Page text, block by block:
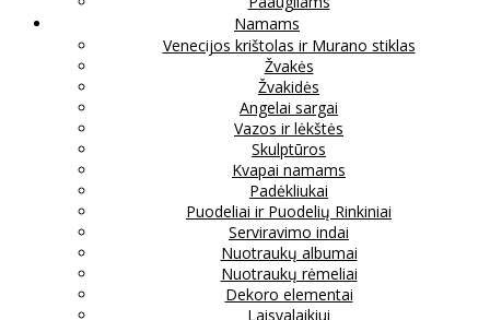
Namams
Venecijos krištolas ir Murano stiklas
Žvakės
Žvakidės
Angelai sargai
Vazos ir lėkštės
Skulptūros
Kvapai namams
Padėkliukai
Puodeliai ir Puodelių Rinkiniai
Serviravimo indai
Nuotraukų albumai
Nuotraukų rėmeliai
Dekoro elementai
Laisvalaikiui